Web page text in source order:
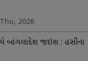
2026
બાંગલાદેશ જઇશ : હસીના